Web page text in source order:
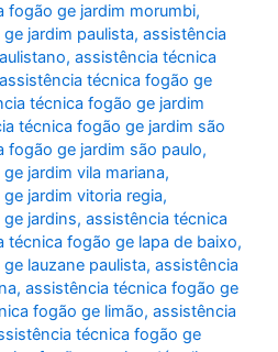
fogão ge jardim morumbi,
jardim paulista,assistência
,assistência técnica
assistência técnica fogão ge
técnica fogão ge jardim
técnica fogão ge jardim são
fogão ge jardim são paulo,
jardim vila mariana,
jardim vitoria regia,
jardins,assistência técnica
técnica fogão ge lapa de baixo,
lauzane paulista,assistência
,assistência técnica fogão ge
fogão ge limão,assistência
técnica fogão ge